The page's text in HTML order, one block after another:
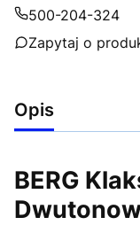
500-204-324
Zapytaj o
Opis
BERG